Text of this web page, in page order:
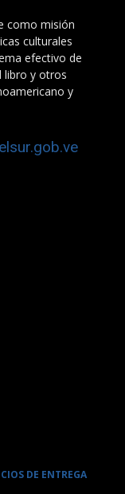
como misión
culturales
efectivo de
libro y otros
y
DE ENTREGA